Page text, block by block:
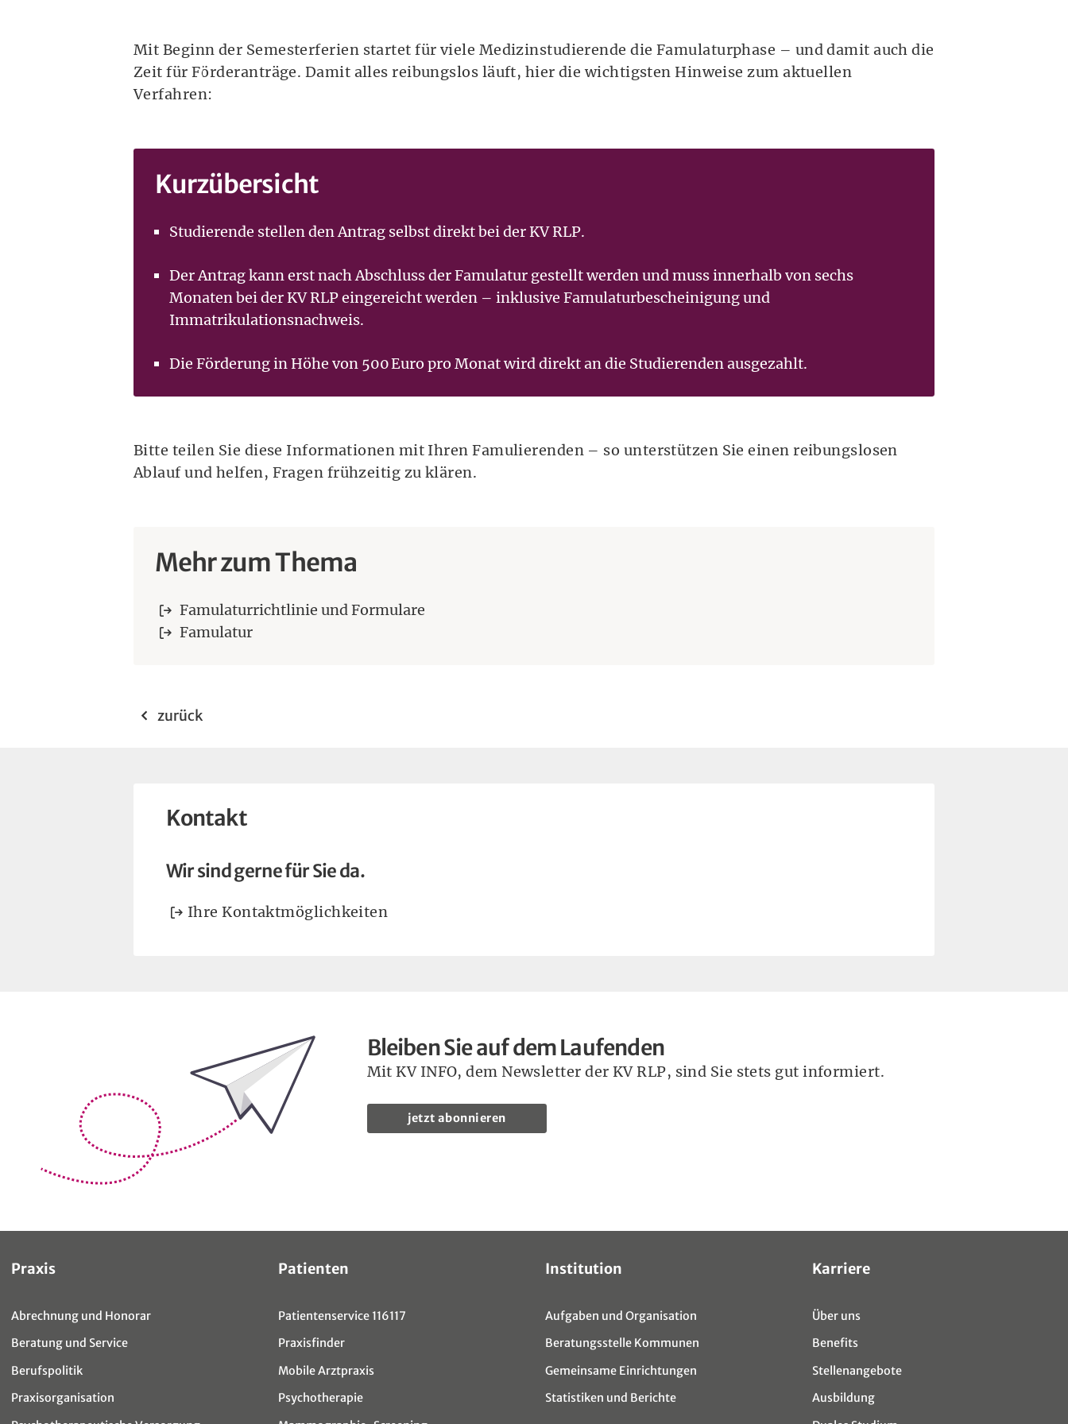
Mit Beginn der Semesterferien startet für viele Medizinstudierende die Famulaturphase – und damit auch die
Zeit für Förderanträge. Damit alles reibungslos läuft, hier die wichtigsten Hinweise zum aktuellen
Verfahren:
Kurzübersicht
Studierende stellen den Antrag selbst direkt bei der KV RLP.
Der Antrag kann erst nach Abschluss der Famulatur gestellt werden und muss innerhalb von sechs
Monaten bei der KV RLP eingereicht werden – inklusive Famulaturbescheinigung und
Immatrikulationsnachweis.
Die Förderung in Höhe von 500 Euro pro Monat wird direkt an die Studierenden ausgezahlt.
Bitte teilen Sie diese Informationen mit Ihren Famulierenden – so unterstützen Sie einen reibungslosen
Ablauf und helfen, Fragen frühzeitig zu klären.
Mehr zum Thema
Famulaturrichtlinie und Formulare
Famulatur
zurück
Kontakt
Wir sind gerne für Sie da.
Ihre Kontaktmöglichkeiten
Bleiben Sie auf dem Laufenden Bleiben Sie auf dem Laufenden
Mit KV INFO, dem Newsletter der KV RLP, sind Sie stets gut informiert.
jetzt abonnieren
Sitemap
Praxis
Abrechnung und Honorar
Beratung und Service
Berufspolitik
Praxisorganisation
Patienten
Patientenservice 116117
Praxisfinder
Mobile Arztpraxis
Psychotherapie
Institution
Aufgaben und Organisation
Beratungsstelle Kommunen
Gemeinsame Einrichtungen
Statistiken und Berichte
Karriere
Über uns
Benefits
Stellenangebote
Ausbildung